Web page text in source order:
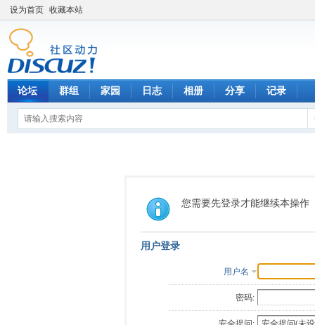
设为首页 收藏本站
论坛 群组 家园 日志 相册 分享 记录
您需要先登录才能继续本操作
用户登录
用户名
密码: